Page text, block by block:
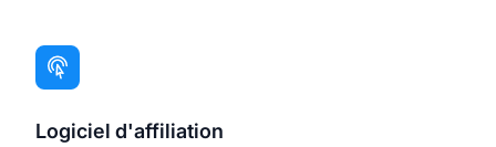
Logiciel d'affiliation